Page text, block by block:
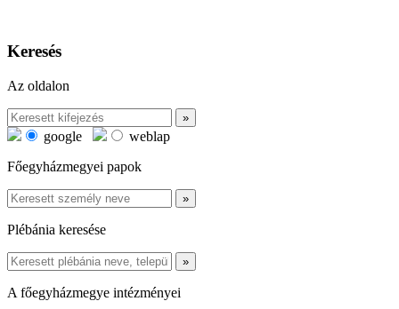
Keresés
Az oldalon
google
weblap
Főegyházmegyei papok
Plébánia keresése
A főegyházmegye intézményei